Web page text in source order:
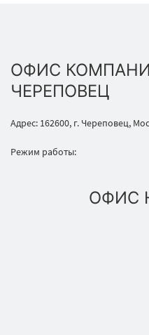
ОФИС
ЧЕРЕПОВЕЦ
Адрес: 162600, г. Череповец,
Режим работы:
ОФИС